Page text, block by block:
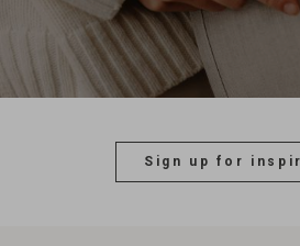
Sign up for